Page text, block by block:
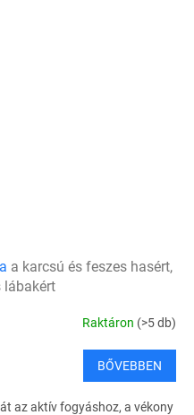
a karcsú és feszes hasért,
lábakért
Raktáron (>5 db)
BŐVEBBEN
az aktív fogyáshoz, a vékony